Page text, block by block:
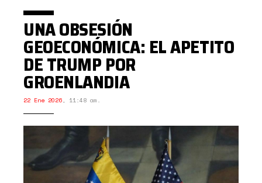
UNA OBSESIÓN
GEOECONÓMICA: EL APETITO
DE TRUMP POR
GROENLANDIA
22 Ene 2026, 11:48 am.